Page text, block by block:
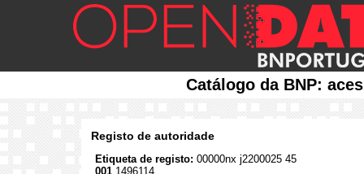
Catálogo da BNP:
Registo de autoridade
Etiqueta de registo: 00000nx j2200025 45
001 1496114